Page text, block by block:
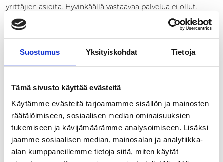
Suostumus Yksityiskohdat Tietoja
Tämä sivusto käyttää evästeitä
Käytämme evästeitä tarjoamamme sisällön ja mainosten
räätälöimiseen, sosiaalisen median ominaisuuksien
tukemiseen ja kävijämäärämme analysoimiseen. Lisäksi
jaamme sosiaalisen median, mainosalan ja analytiikka-
alan kumppaneillemme tietoja siitä, miten käytät
yrittäjien asioita. Hyvinkäällä vastaavaa palvelua ei ollut.
Riihimäellä yrittäjistä huolehtiminen on aivan omaa
luokkaansa”, Kunnari sanoo.
tukkukauppiaille ja jälleenmyyjille. Lisäksi yritys on
avaamassa Riihimäelle tehtaanmyymälän. Myymälässä
jotka ovat olleet suuressa suosiossa Hyvinkäällä. Tavallisesti
verkkokaupasta tilattuja tuotteita voi noutaa Mattilasta jo
nyt.
Flow:n tuotteita myydään muun muassa Tokmannilla ja
Ruohonjuuressa.
Flow:n kosmetiikkatuotteet valmistetaan